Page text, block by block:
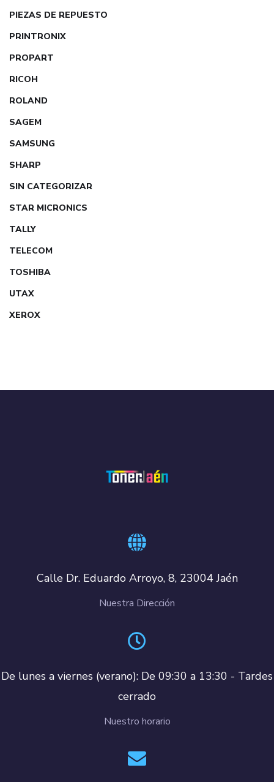
PIEZAS DE REPUESTO
PRINTRONIX
PROPART
RICOH
ROLAND
SAGEM
SAMSUNG
SHARP
SIN CATEGORIZAR
STAR MICRONICS
TALLY
TELECOM
TOSHIBA
UTAX
XEROX
Calle Dr. Eduardo Arroyo, 8, 23004 Jaén
Nuestra Dirección
De lunes a viernes (verano): De 09:30 a 13:30 - Tardes
cerrado
Nuestro horario